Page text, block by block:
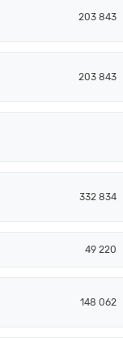
203 843
203 843
332 834
49 220
148 062